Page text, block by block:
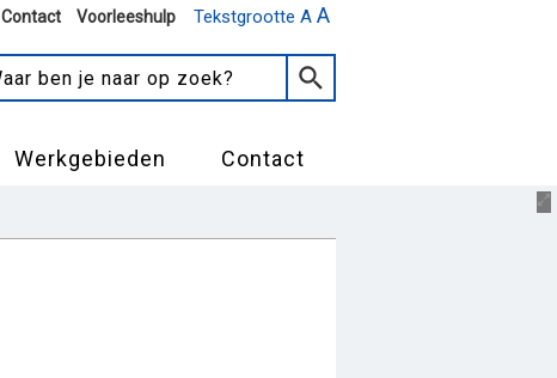
Tekstgrootte A A
Contact Voorleeshulp
Werkgebieden Contact